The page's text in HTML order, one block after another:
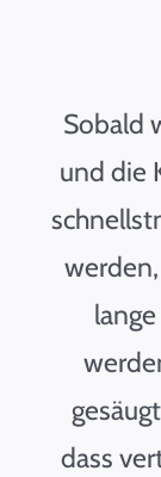
Sobald
und die
dass